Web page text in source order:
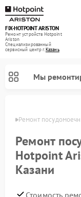
FIX-HOTPOINT ARISTON
Ремонт устройств Hotpoint
Ariston
Специализированный
cервисный центр г.Казань
Мы
Ремонт
Ремонт
Hotpoint
Казани
Стоимость